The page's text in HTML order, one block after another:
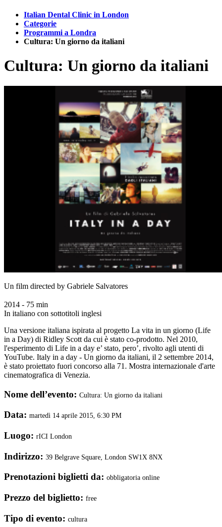
Italian Dental Clinic in London
Categorie
Programmi a Londra
Cultura: Un giorno da italiani
Cultura: Un giorno da italiani
Un film directed by Gabriele Salvatores
2014 - 75 min
In italiano con sottotitoli inglesi
Una versione italiana ispirata al progetto La vita in un giorno (Life
in a Day) di Ridley Scott da cui è stato co-prodotto. Nel 2010,
l'esperimento di Life in a day e’ stato, pero’, rivolto agli utenti di
YouTube. Italy in a day - Un giorno da italiani, il 2 settembre 2014,
è stato proiettato fuori concorso alla 71. Mostra internazionale d'arte
cinematografica di Venezia.
Nome dell’evento: Cultura: Un giorno da italiani
Data: martedì 14 aprile 2015, 6:30 PM
Luogo: rICI London
Indirizzo: 39 Belgrave Square, London SW1X 8NX
Prenotazioni biglietti da: obbligatoria online
Prezzo del biglietto: free
Tipo di evento: cultura